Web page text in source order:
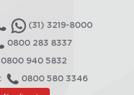
(31) 3219-8000
0800 283 8337
0800 940 5832
0800 580 3346